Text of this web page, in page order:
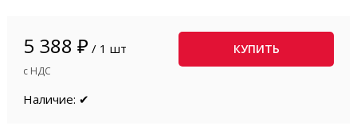
5 388 ₽ / 1 шт
с НДС
КУПИТЬ
Наличие: ✔